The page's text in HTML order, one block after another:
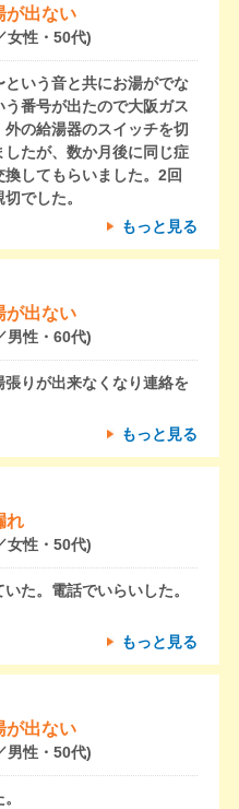
が出ない
女性・50代)
いう音と共にお湯がでな
番号が出たので大阪ガス
の給湯器のスイッチを切
したが、数か月後に同じ症
してもらいました。2回
でした。
もっと見る
が出ない
男性・60代)
りが出来なくなり連絡を
もっと見る
れ
女性・50代)
た。電話でいらいした。
もっと見る
が出ない
男性・50代)